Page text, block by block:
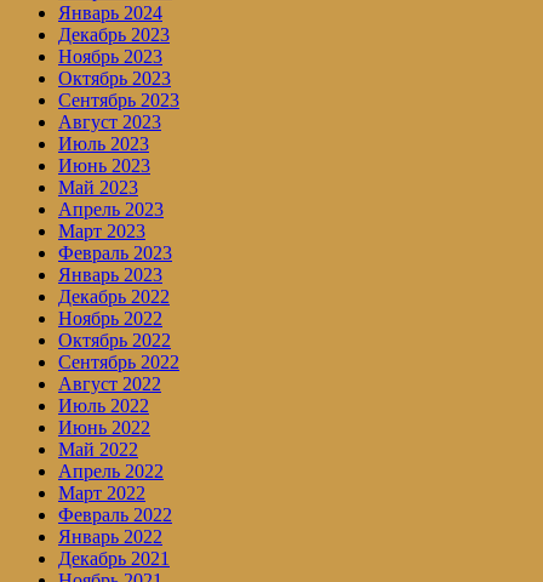
Январь 2024
Декабрь 2023
Ноябрь 2023
Октябрь 2023
Сентябрь 2023
Август 2023
Июль 2023
Июнь 2023
Май 2023
Апрель 2023
Март 2023
Февраль 2023
Январь 2023
Декабрь 2022
Ноябрь 2022
Октябрь 2022
Сентябрь 2022
Август 2022
Июль 2022
Июнь 2022
Май 2022
Апрель 2022
Март 2022
Февраль 2022
Январь 2022
Декабрь 2021